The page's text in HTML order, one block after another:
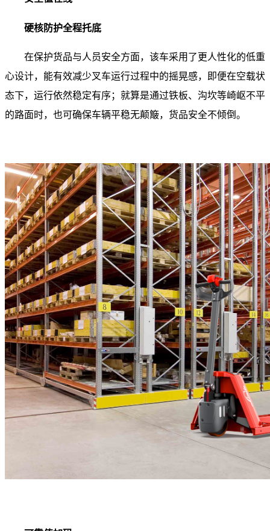
硬核防护全程托底
在保护货品与人员安全方面，该车采用了更人性化的低重
心设计，能有效减少叉车运行过程中的摇晃感，即便在空载状
态下，运行依然稳定有序；就算是通过铁板、沟坎等崎岖不平
的路面时，也可确保车辆平稳无颠簸，货品安全不倾倒。